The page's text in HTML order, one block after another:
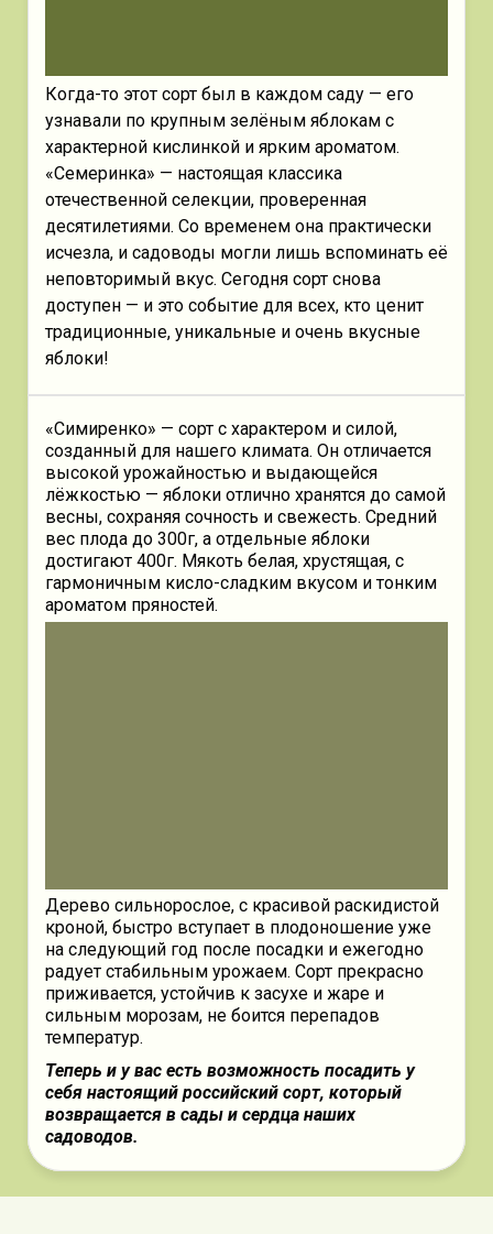
Когда-то этот сорт был в каждом саду — его
узнавали по крупным зелёным яблокам с
характерной кислинкой и ярким ароматом.
«Семеринка» — настоящая классика
отечественной селекции, проверенная
десятилетиями. Со временем она практически
исчезла, и садоводы могли лишь вспоминать её
неповторимый вкус. Сегодня сорт снова
доступен — и это событие для всех, кто ценит
традиционные, уникальные и очень вкусные
яблоки!
«Симиренко» — сорт с характером и силой,
созданный для нашего климата. Он отличается
высокой урожайностью и выдающейся
лёжкостью — яблоки отлично хранятся до самой
весны, сохраняя сочность и свежесть. Средний
вес плода до 300г, а отдельные яблоки
достигают 400г. Мякоть белая, хрустящая, с
гармоничным кисло-сладким вкусом и тонким
ароматом пряностей.
Дерево сильнорослое, с красивой раскидистой
кроной, быстро вступает в плодоношение уже
на следующий год после посадки и ежегодно
радует стабильным урожаем. Сорт прекрасно
приживается, устойчив к засухе и жаре и
сильным морозам, не боится перепадов
температур.
Теперь и у вас есть возможность посадить у
себя настоящий российский сорт, который
возвращается в сады и сердца наших
садоводов.